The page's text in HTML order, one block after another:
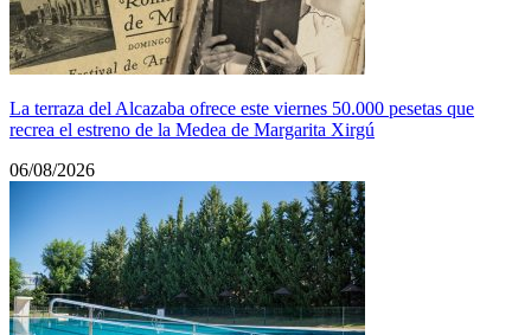
La terraza del Alcazaba ofrece este viernes 50.000 pesetas que
recrea el estreno de la Medea de Margarita Xirgú
06/08/2026